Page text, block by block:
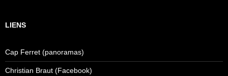
LIENS
Cap Ferret (panoramas)
Christian Braut (Facebook)